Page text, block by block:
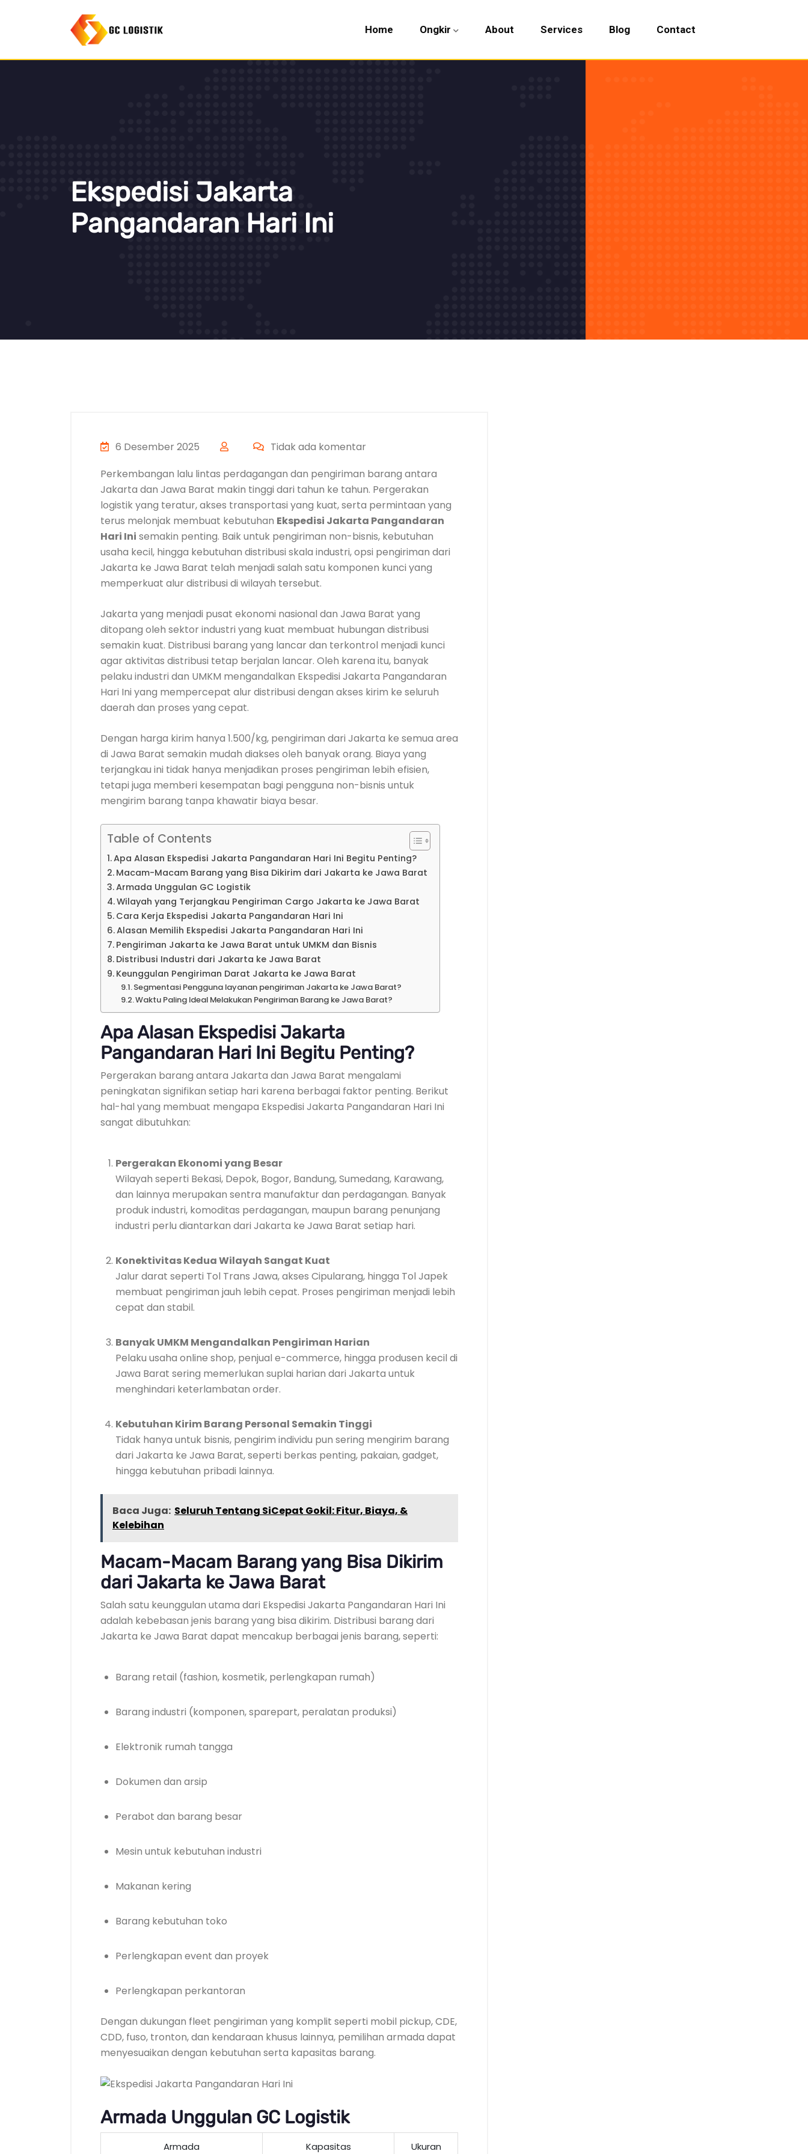
Home Ongkir About Services Blog Contact
Ekspedisi Jakarta
Pangandaran Hari Ini
6 Desember 2025
Tidak ada komentar
Perkembangan lalu lintas perdagangan dan pengiriman barang antara
Jakarta dan Jawa Barat makin tinggi dari tahun ke tahun. Pergerakan
logistik yang teratur, akses transportasi yang kuat, serta permintaan yang
terus melonjak membuat kebutuhan Ekspedisi Jakarta Pangandaran
Hari Ini semakin penting. Baik untuk pengiriman non-bisnis, kebutuhan
usaha kecil, hingga kebutuhan distribusi skala industri, opsi pengiriman dari
Jakarta ke Jawa Barat telah menjadi salah satu komponen kunci yang
memperkuat alur distribusi di wilayah tersebut.
Jakarta yang menjadi pusat ekonomi nasional dan Jawa Barat yang
ditopang oleh sektor industri yang kuat membuat hubungan distribusi
semakin kuat. Distribusi barang yang lancar dan terkontrol menjadi kunci
agar aktivitas distribusi tetap berjalan lancar. Oleh karena itu, banyak
pelaku industri dan UMKM mengandalkan Ekspedisi Jakarta Pangandaran
Hari Ini yang mempercepat alur distribusi dengan akses kirim ke seluruh
daerah dan proses yang cepat.
Dengan harga kirim hanya 1.500/kg, pengiriman dari Jakarta ke semua area
di Jawa Barat semakin mudah diakses oleh banyak orang. Biaya yang
terjangkau ini tidak hanya menjadikan proses pengiriman lebih efisien,
tetapi juga memberi kesempatan bagi pengguna non-bisnis untuk
mengirim barang tanpa khawatir biaya besar.
Table of Contents
Apa Alasan Ekspedisi Jakarta Pangandaran Hari Ini Begitu Penting?
Macam-Macam Barang yang Bisa Dikirim dari Jakarta ke Jawa Barat
Armada Unggulan GC Logistik
Wilayah yang Terjangkau Pengiriman Cargo Jakarta ke Jawa Barat
Cara Kerja Ekspedisi Jakarta Pangandaran Hari Ini
Alasan Memilih Ekspedisi Jakarta Pangandaran Hari Ini
Pengiriman Jakarta ke Jawa Barat untuk UMKM dan Bisnis
Distribusi Industri dari Jakarta ke Jawa Barat
Keunggulan Pengiriman Darat Jakarta ke Jawa Barat
Segmentasi Pengguna layanan pengiriman Jakarta ke Jawa Barat?
Waktu Paling Ideal Melakukan Pengiriman Barang ke Jawa Barat?
Apa Alasan Ekspedisi Jakarta
Pangandaran Hari Ini Begitu Penting?
Pergerakan barang antara Jakarta dan Jawa Barat mengalami
peningkatan signifikan setiap hari karena berbagai faktor penting. Berikut
hal-hal yang membuat mengapa Ekspedisi Jakarta Pangandaran Hari Ini
sangat dibutuhkan:
Pergerakan Ekonomi yang Besar
Wilayah seperti Bekasi, Depok, Bogor, Bandung, Sumedang, Karawang,
dan lainnya merupakan sentra manufaktur dan perdagangan. Banyak
produk industri, komoditas perdagangan, maupun barang penunjang
industri perlu diantarkan dari Jakarta ke Jawa Barat setiap hari.
Konektivitas Kedua Wilayah Sangat Kuat
Jalur darat seperti Tol Trans Jawa, akses Cipularang, hingga Tol Japek
membuat pengiriman jauh lebih cepat. Proses pengiriman menjadi lebih
cepat dan stabil.
Banyak UMKM Mengandalkan Pengiriman Harian
Pelaku usaha online shop, penjual e-commerce, hingga produsen kecil di
Jawa Barat sering memerlukan suplai harian dari Jakarta untuk
menghindari keterlambatan order.
Kebutuhan Kirim Barang Personal Semakin Tinggi
Tidak hanya untuk bisnis, pengirim individu pun sering mengirim barang
dari Jakarta ke Jawa Barat, seperti berkas penting, pakaian, gadget,
hingga kebutuhan pribadi lainnya.
Baca Juga: Seluruh Tentang SiCepat Gokil: Fitur, Biaya, &
Kelebihan
Macam-Macam Barang yang Bisa Dikirim
dari Jakarta ke Jawa Barat
Salah satu keunggulan utama dari Ekspedisi Jakarta Pangandaran Hari Ini
adalah kebebasan jenis barang yang bisa dikirim. Distribusi barang dari
Jakarta ke Jawa Barat dapat mencakup berbagai jenis barang, seperti:
Barang retail (fashion, kosmetik, perlengkapan rumah)
Barang industri (komponen, sparepart, peralatan produksi)
Elektronik rumah tangga
Dokumen dan arsip
Perabot dan barang besar
Mesin untuk kebutuhan industri
Makanan kering
Barang kebutuhan toko
Perlengkapan event dan proyek
Perlengkapan perkantoran
Dengan dukungan fleet pengiriman yang komplit seperti mobil pickup, CDE,
CDD, fuso, tronton, dan kendaraan khusus lainnya, pemilihan armada dapat
menyesuaikan dengan kebutuhan serta kapasitas barang.
Armada Unggulan GC Logistik
Armada Kapasitas Ukuran